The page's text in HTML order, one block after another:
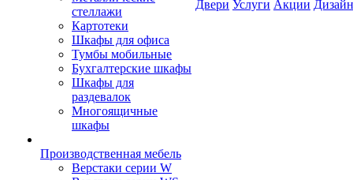
стеллажи
Картотеки
Шкафы для офиса
Тумбы мобильные
Бухгалтерские шкафы
Шкафы для
раздевалок
Многоящичные
шкафы
Производственная мебель
Верстаки серии W
Двери Услуги Акции